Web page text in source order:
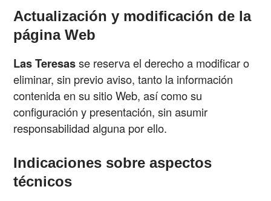
Actualización y modificación de la
página Web
Las Teresasse reserva el derecho a modificar o
eliminar, sin previo aviso, tanto la información
contenida en su sitio Web, así como su
configuración y presentación, sin asumir
responsabilidad alguna por ello.
Indicaciones sobre aspectos
técnicos